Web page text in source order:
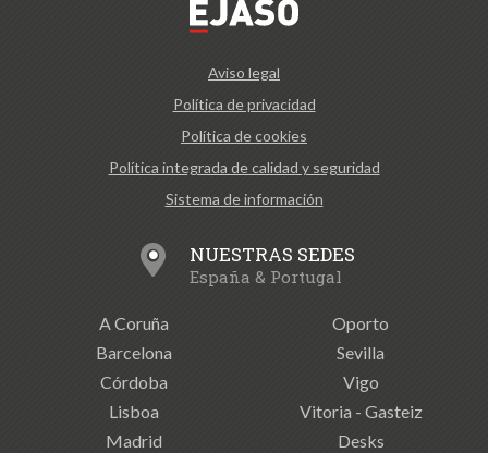
Aviso legal
Política de privacidad
Política de cookies
Política integrada de calidad y seguridad
Sistema de información
NUESTRAS SEDES
España & Portugal
A Coruña
Barcelona
Córdoba
Lisboa
Madrid
Oporto
Sevilla
Vigo
Vitoria - Gasteiz
Desks